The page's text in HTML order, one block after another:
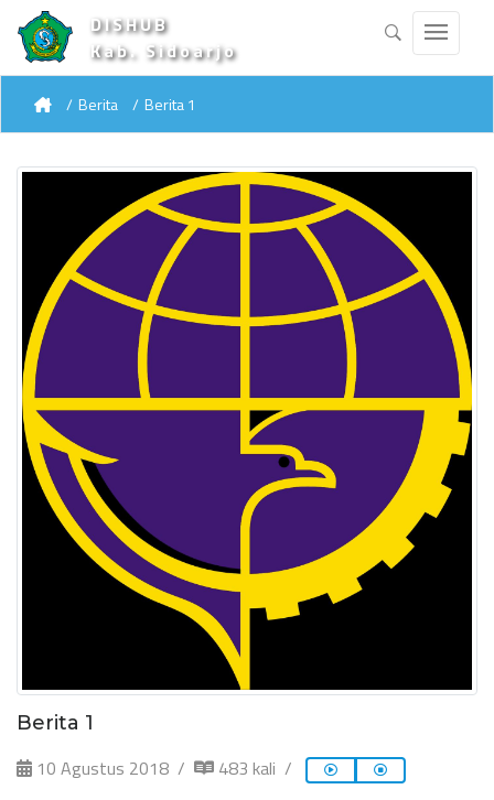
DISHUB
Kab. Sidoarjo
Berita Berita 1
Berita 1
10 Agustus 2018
483 kali